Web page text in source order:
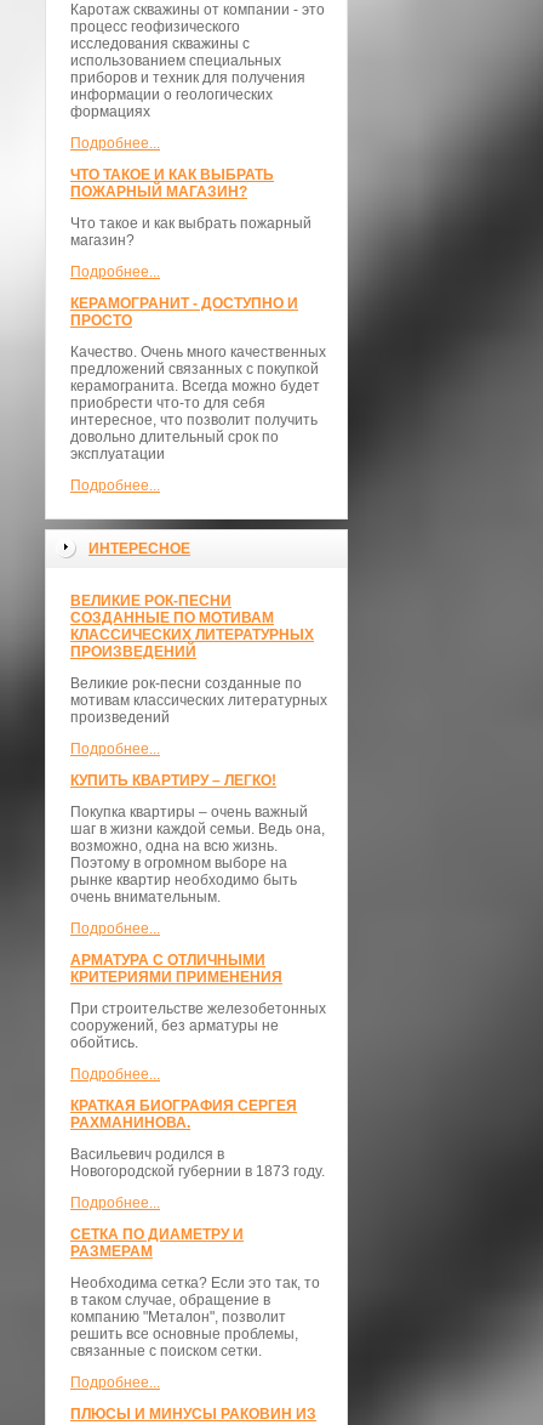
Каротаж скважины от компании - это
процесс геофизического
исследования скважины с
использованием специальных
приборов и техник для получения
информации о геологических
формациях
Подробнее...
ЧТО ТАКОЕ И КАК ВЫБРАТЬ
ПОЖАРНЫЙ МАГАЗИН?
Что такое и как выбрать пожарный
магазин?
Подробнее...
КЕРАМОГРАНИТ - ДОСТУПНО И
ПРОСТО
Качество. Очень много качественных
предложений связанных с покупкой
керамогранита. Всегда можно будет
приобрести что-то для себя
интересное, что позволит получить
довольно длительный срок по
эксплуатации
Подробнее...
ИНТЕРЕСНОЕ
ВЕЛИКИЕ РОК-ПЕСНИ
СОЗДАННЫЕ ПО МОТИВАМ
КЛАССИЧЕСКИХ ЛИТЕРАТУРНЫХ
ПРОИЗВЕДЕНИЙ
Великие рок-песни созданные по
мотивам классических литературных
произведений
Подробнее...
КУПИТЬ КВАРТИРУ – ЛЕГКО!
Покупка квартиры – очень важный
шаг в жизни каждой семьи. Ведь она,
возможно, одна на всю жизнь.
Поэтому в огромном выборе на
рынке квартир необходимо быть
очень внимательным.
Подробнее...
АРМАТУРА С ОТЛИЧНЫМИ
КРИТЕРИЯМИ ПРИМЕНЕНИЯ
При строительстве железобетонных
сооружений, без арматуры не
обойтись.
Подробнее...
КРАТКАЯ БИОГРАФИЯ СЕРГЕЯ
РАХМАНИНОВА.
Васильевич родился в
Новогородской губернии в 1873 году.
Подробнее...
СЕТКА ПО ДИАМЕТРУ И
РАЗМЕРАМ
Необходима сетка? Если это так, то
в таком случае, обращение в
компанию "Металон", позволит
решить все основные проблемы,
связанные с поиском сетки.
Подробнее...
ПЛЮСЫ И МИНУСЫ РАКОВИН ИЗ